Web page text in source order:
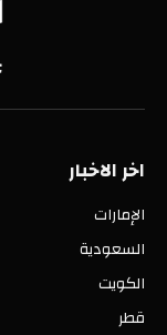
اخر الاخبار
الإمارات
السعودية
الكويت
قطر